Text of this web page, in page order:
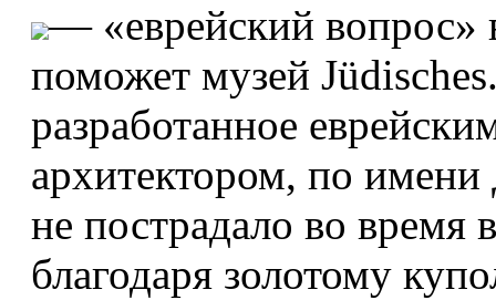
— «еврейский вопрос»
поможет музей
разработанное
архитектором, по
не пострадало во время
благодаря золотому